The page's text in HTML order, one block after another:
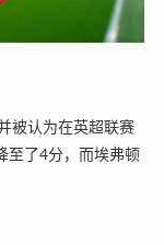
被认为在英超联赛
至了4分，而埃弗顿